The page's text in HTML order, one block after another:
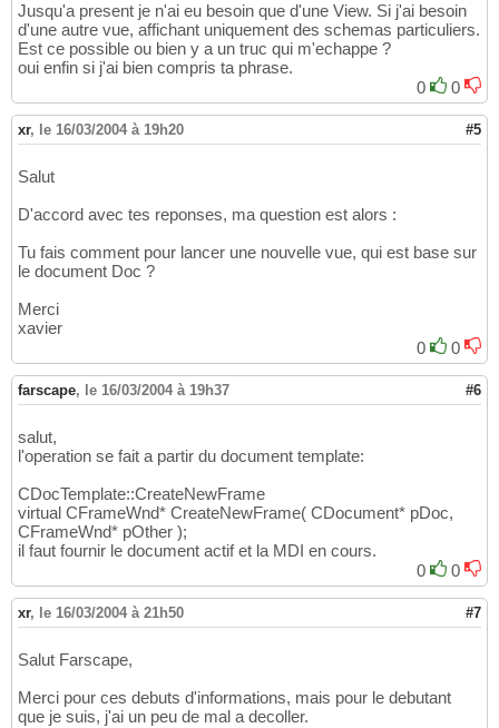
Jusqu'a present je n'ai eu besoin que d'une View. Si j'ai besoin
d'une autre vue, affichant uniquement des schemas particuliers.
Est ce possible ou bien y a un truc qui m'echappe ?
oui enfin si j'ai bien compris ta phrase.
0
0
xr, le 16/03/2004 à 19h20 #5
Salut
D'accord avec tes reponses, ma question est alors :
Tu fais comment pour lancer une nouvelle vue, qui est base sur
le document Doc ?
Merci
xavier
0
0
farscape, le 16/03/2004 à 19h37 #6
salut,
l'operation se fait a partir du document template:
CDocTemplate::CreateNewFrame
virtual CFrameWnd* CreateNewFrame( CDocument* pDoc,
CFrameWnd* pOther );
il faut fournir le document actif et la MDI en cours.
0
0
xr, le 16/03/2004 à 21h50 #7
Salut Farscape,
Merci pour ces debuts d'informations, mais pour le debutant
que je suis, j'ai un peu de mal a decoller.